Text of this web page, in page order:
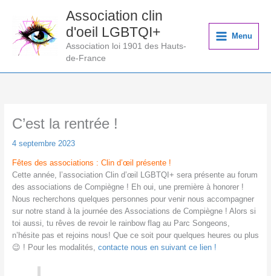
contenu
Association clin
d'oeil LGBTQI+
Association loi 1901 des Hauts-
de-France
Menu
C’est la rentrée !
4 septembre 2023
Fêtes des associations : Clin d’œil présente !
Cette année, l’association Clin d’œil LGBTQI+ sera présente au forum
des associations de Compiègne ! Eh oui, une première à honorer !
Nous recherchons quelques personnes pour venir nous accompagner
sur notre stand à la journée des Associations de Compiègne ! Alors si
toi aussi, tu rêves de revoir le rainbow flag au Parc Songeons,
n’hésite pas et rejoins nous! Que ce soit pour quelques heures ou plus
😉 ! Pour les modalités, contacte nous en suivant ce lien !